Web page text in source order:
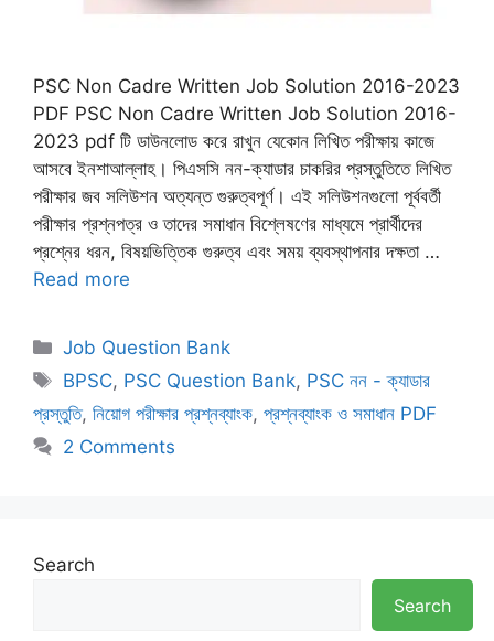
PSC Non Cadre Written Job Solution 2016-2023
PDF PSC Non Cadre Written Job Solution 2016-
2023 pdf টি ডাউনলোড করে রাখুন যেকোন লিখিত পরীক্ষায় কাজে
আসবে ইনশাআল্লাহ। পিএসসি নন-ক্যাডার চাকরির প্রস্তুতিতে লিখিত
পরীক্ষার জব সলিউশন অত্যন্ত গুরুত্বপূর্ণ। এই সলিউশনগুলো পূর্ববর্তী
পরীক্ষার প্রশ্নপত্র ও তাদের সমাধান বিশ্লেষণের মাধ্যমে প্রার্থীদের
প্রশ্নের ধরন, বিষয়ভিত্তিক গুরুত্ব এবং সময় ব্যবস্থাপনার দক্ষতা …
Read more
Categories
Job Question Bank
Tags
BPSC, PSC Question Bank, PSC নন - ক্যাডার
প্রস্তুতি, নিয়োগ পরীক্ষার প্রশ্নব্যাংক, প্রশ্নব্যাংক ও সমাধান PDF
2 Comments
Search
Search